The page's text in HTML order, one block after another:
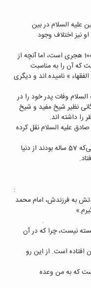
علیه السلام در بین
نیز اختلاف وجود
دامنه این اختلاف از سال 92 هجری تا سال 100 هجری است، اما آنچه از
سال 94 هجری است که آن را به مناسبت
» نامیده اند و دیگری
وفات پدر خود را در
نظیر شیخ مفید و شیخ
را داشته اند.
علیه السلام نقل کرده
حضرت علی بن الحسین علیه السلام در حالی‌که 57 ساله بودند از دنیا
فرمودند :
به فرزندش، امام محمد
آب آورد .
نیست،‌ چرا که در آن
افتاده است. از این رو
که به من وعده